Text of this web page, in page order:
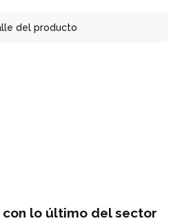
del producto
lo último del sector